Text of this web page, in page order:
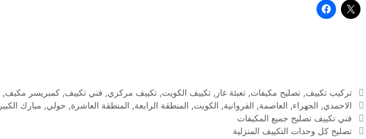
التصنيفات
تركيب تكييف, تصليح مكيفات, تعبئة غاز , تكييف الكويت, تكييف مركزي, فني تكييف, كمبريسر مكيف,
الوسوم
الاحمدي, الجهراء, العاصمة, الفروانية, الكويت, المنطقة الرابعة, المنطقة العاشرة, حولي, مبارك الكبير
فني تكييف تصليح جميع المكيفات
تصليح كل وحدات التكييف المنزلية